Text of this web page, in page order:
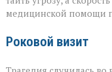
медицинской помощи
Роковой визит